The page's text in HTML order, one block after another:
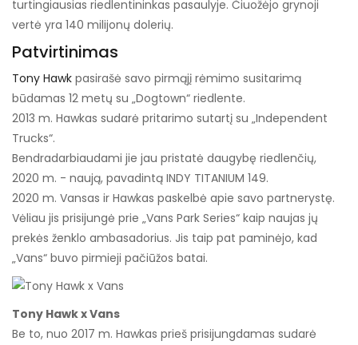
turtingiausias riedlentininkas pasaulyje. Čiuožėjo grynoji
vertė yra 140 milijonų dolerių.
Patvirtinimas
Tony Hawk pasirašė savo pirmąjį rėmimo susitarimą
būdamas 12 metų su „Dogtown“ riedlente.
2013 m. Hawkas sudarė pritarimo sutartį su „Independent
Trucks“.
Bendradarbiaudami jie jau pristatė daugybę riedlenčių,
2020 m. - naują, pavadintą INDY TITANIUM 149.
2020 m. Vansas ir Hawkas paskelbė apie savo partnerystę.
Vėliau jis prisijungė prie „Vans Park Series“ kaip naujas jų
prekės ženklo ambasadorius. Jis taip pat paminėjo, kad
„Vans“ buvo pirmieji pačiūžos batai.
Tony Hawk x Vans
Be to, nuo 2017 m. Hawkas prieš prisijungdamas sudarė